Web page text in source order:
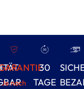
Je nach
30
TAGE